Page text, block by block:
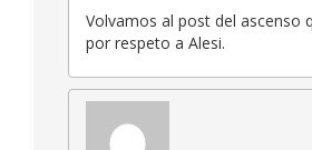
Volvamos al post del ascenso
por respeto a Alesi.